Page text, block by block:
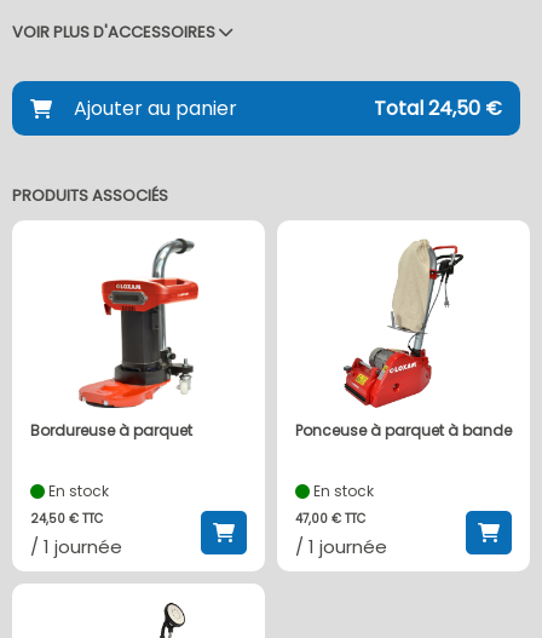
VOIR PLUS D'ACCESSOIRES
Ajouter au panier Total 24,50 €
PRODUITS ASSOCIÉS
Bordureuse à parquet
En stock
24,50 € TTC
/ 1 journée
Ponceuse à parquet à bande
En stock
47,00 € TTC
/ 1 journée